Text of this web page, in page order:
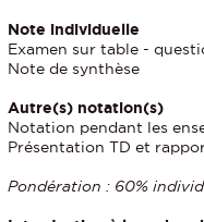
Note individuelle
Examen sur table -
Note de synthèse
Autre(s) notation(s)
Notation pendant les
Présentation TD et
Pondération : 60%